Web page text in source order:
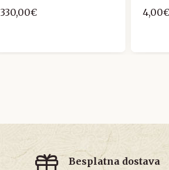
330,00€ 4,00€
Besplatna dostava